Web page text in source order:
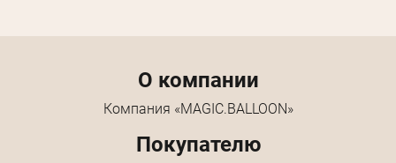
Menu footerО компании
Компания «MAGIC.BALLOON»
Покупателю